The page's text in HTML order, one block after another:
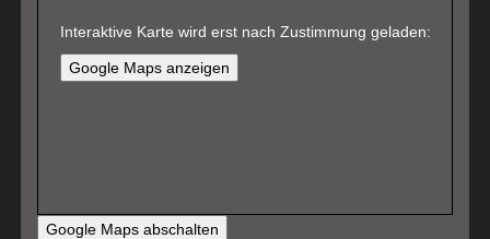
Interaktive Karte wird erst nach Zustimmung geladen:
Google Maps anzeigen
Google Maps abschalten